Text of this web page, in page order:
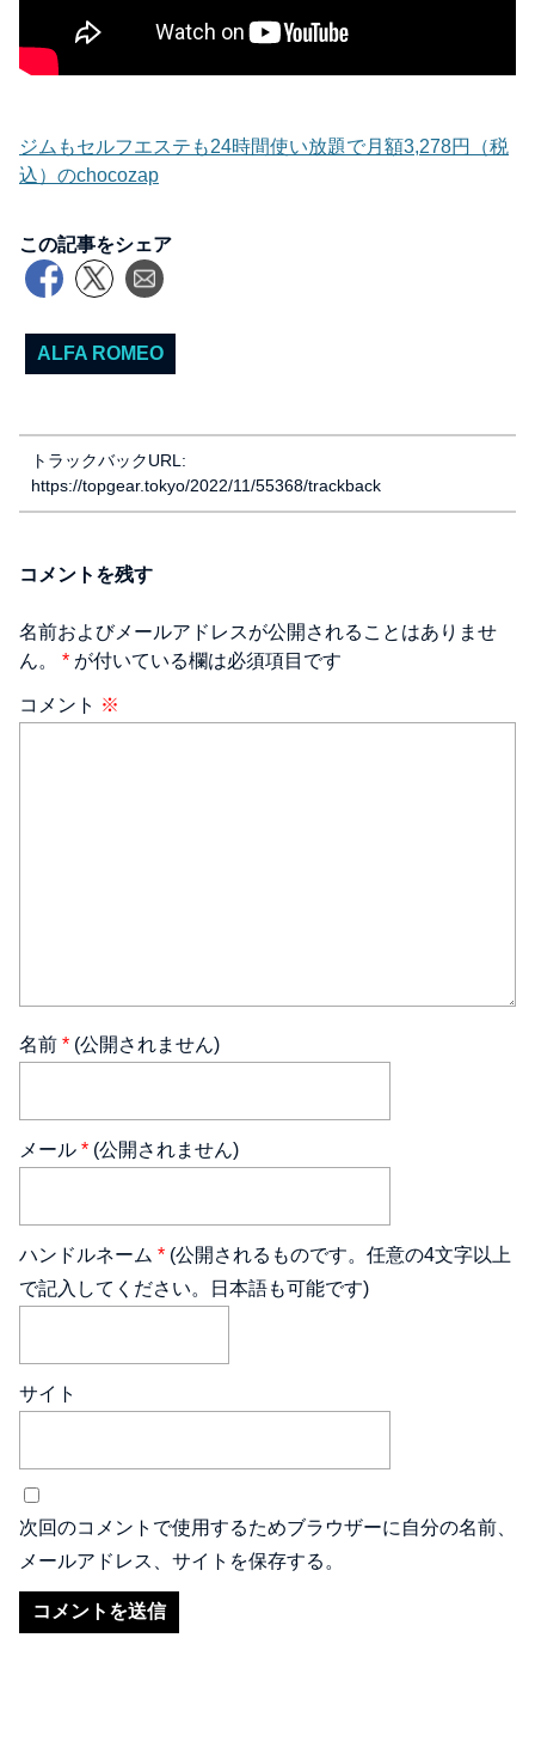
ジムもセルフエステも24時間使い放題で月額3,278円（税
込）のchocozap
この記事をシェア
ALFA ROMEO
トラックバックURL:
https://topgear.tokyo/2022/11/55368/trackback
コメントを残す
名前およびメールアドレスが公開されることはありませ
ん。 * が付いている欄は必須項目です
コメント ※
名前 * (公開されません)
メール * (公開されません)
ハンドルネーム * (公開されるものです。任意の4文字以上
で記入してください。日本語も可能です)
サイト
次回のコメントで使用するためブラウザーに自分の名前、
メールアドレス、サイトを保存する。